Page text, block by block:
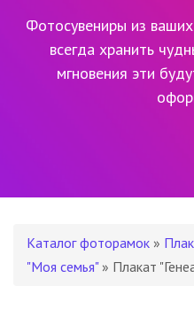
Фотосувениры из
всегда хранить
мгновения эти
Каталог фоторамок »
"Моя семья"» Плакат